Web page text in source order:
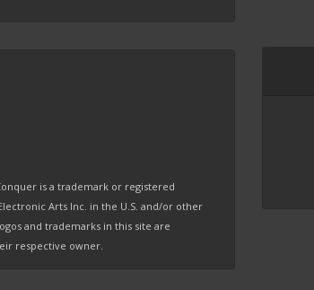
is a trademark or registered
Arts Inc. in the U.S. and/or other
and trademarks in this site are
respective owner.